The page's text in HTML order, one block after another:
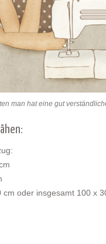
man hat eine gut
oder insgesamt 100 x